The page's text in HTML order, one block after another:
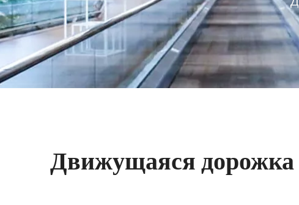
Движущаяся дорожка